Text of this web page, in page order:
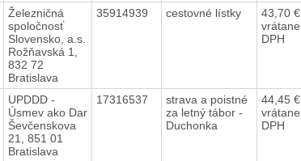
Železničná
spoločnosť
Slovensko, a.s.
Rožňavská 1,
832 72
Bratislava
35914939 cestovné lístky
43,70 €
vrátane
DPH
UPDDD -
Úsmev ako Dar
Ševčenskova
21, 851 01
Bratislava
17316537
strava a poistné
za letný tábor -
Duchonka
44,45 €
vrátane
DPH